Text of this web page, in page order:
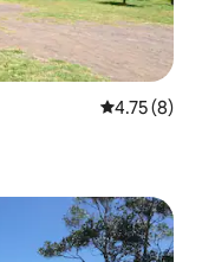
レビュー8
4.75 (8)